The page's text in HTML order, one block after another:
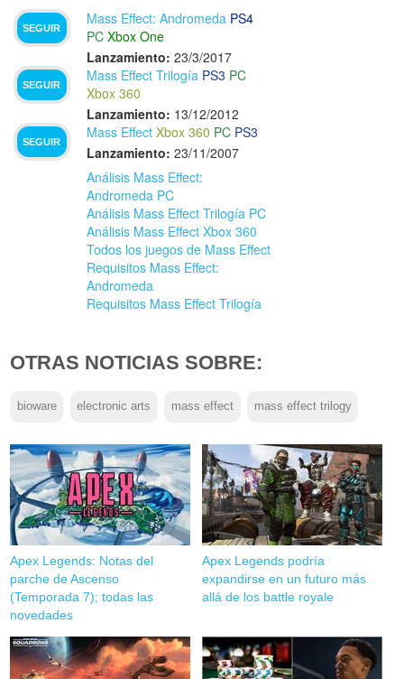
SEGUIR
Mass Effect: Andromeda PS4
PC Xbox One
Lanzamiento: 23/3/2017
SEGUIR
Mass Effect Trilogía PS3 PC
Xbox 360
Lanzamiento: 13/12/2012
SEGUIR
Mass Effect Xbox 360 PC PS3
Lanzamiento: 23/11/2007
Análisis Mass Effect:
Andromeda PC
Análisis Mass Effect Trilogía PC
Análisis Mass Effect Xbox 360
Todos los juegos de Mass Effect
Requisitos Mass Effect:
Andromeda
Requisitos Mass Effect Trilogía
OTRAS NOTICIAS SOBRE:
bioware electronic arts mass effect mass effect trilogy
Apex Legends: Notas del
parche de Ascenso
(Temporada 7); todas las
novedades
Apex Legends podría
expandirse en un futuro más
allá de los battle royale